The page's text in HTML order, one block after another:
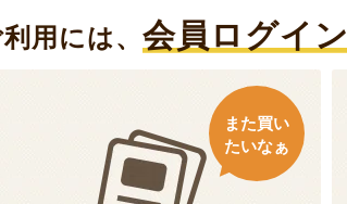
用には、 会員ログイン
また買い
たいなぁ